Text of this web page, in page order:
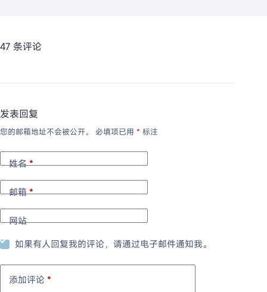
47 条评论
发表回复
您的邮箱地址不会被公开。 必填项已用 * 标注
姓名*
邮箱*
网站
如果有人回复我的评论，请通过电子邮件通知我。
添加评论 *